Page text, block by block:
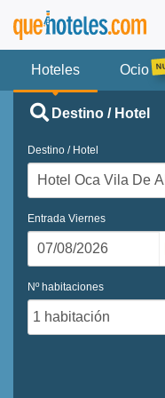
Hoteles Ocio
Destino / Hotel
Destino / Hotel
Entrada Viernes
Nº habitaciones